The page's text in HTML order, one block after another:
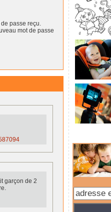
passe reçu.
mot de passe
garçon de 2